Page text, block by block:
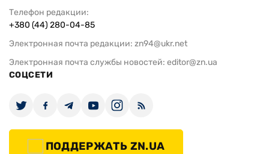
Телефон редакции:
+380 (44) 280-04-85
Электронная почта редакции: zn94@ukr.net
Электронная почта службы новостей: editor@zn.ua
СОЦСЕТИ
ПОДДЕРЖАТЬ ZN.UA